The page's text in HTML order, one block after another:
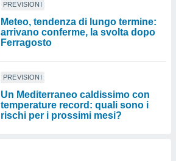
PREVISIONI
Meteo, tendenza di lungo termine:
arrivano conferme, la svolta dopo
Ferragosto
PREVISIONI
Un Mediterraneo caldissimo con
temperature record: quali sono i
rischi per i prossimi mesi?